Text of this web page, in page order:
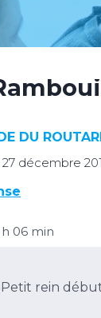
DU
27 décembre
06 min
Petit rein